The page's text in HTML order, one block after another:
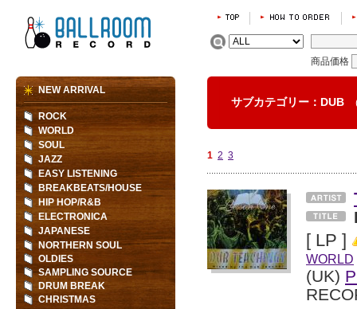
商品価格
サブカテゴリー：DUB
1 2 3
[ LP ]
WORLD
(UK)
NEW ARRIVAL
ROCK
WORLD
SOUL
JAZZ
EASY LISTENING
BREAKBEATS/HOUSE
HIP HOP/R&B
ELECTRONICA
JAPANESE
NORTHERN SOUL
OLDIES
SAMPLING SOURCE
DRUM BREAK
CHRISTMAS